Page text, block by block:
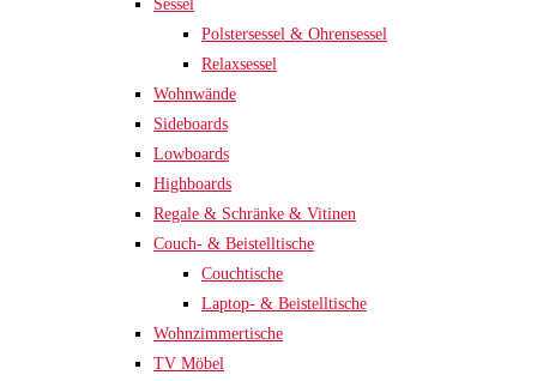
Sessel
Polstersessel & Ohrensessel
Relaxsessel
Wohnwände
Sideboards
Lowboards
Highboards
Regale & Schränke & Vitinen
Couch- & Beistelltische
Couchtische
Laptop- & Beistelltische
Wohnzimmertische
TV Möbel